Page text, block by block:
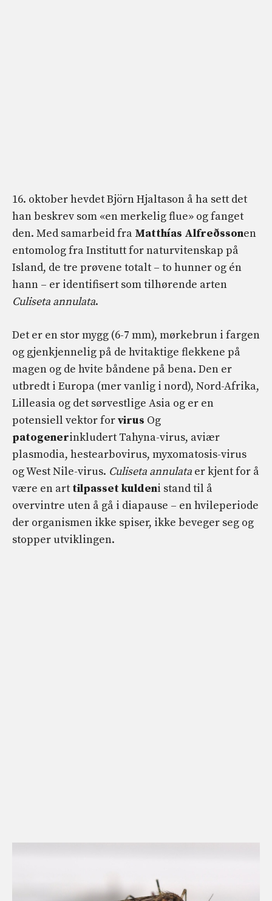
16. oktober hevdet Björn Hjaltason å ha sett det
han beskrev som «en merkelig flue» og fanget
den. Med samarbeid fra Matthías Alfreðssonen
entomolog fra Institutt for naturvitenskap på
Island, de tre prøvene totalt – to hunner og én
hann – er identifisert som tilhørende arten
Culiseta annulata.
Det er en stor mygg (6-7 mm), mørkebrun i fargen
og gjenkjennelig på de hvitaktige flekkene på
magen og de hvite båndene på bena. Den er
utbredt i Europa (mer vanlig i nord), Nord-Afrika,
Lilleasia og det sørvestlige Asia og er en
potensiell vektor forvirus Og
patogenerinkludert Tahyna-virus, aviær
plasmodia, hestearbovirus, myxomatosis-virus
og West Nile-virus. Culiseta annulata er kjent for å
være en art tilpasset kuldeni stand til å
overvintre uten å gå i diapause – en hvileperiode
der organismen ikke spiser, ikke beveger seg og
stopper utviklingen.